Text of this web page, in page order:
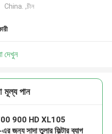
,চীন
দেখুন
মূল্য পান
700 900 HD XL105
জন্য সাদা তুলার ফিল্টার ব্যাগ